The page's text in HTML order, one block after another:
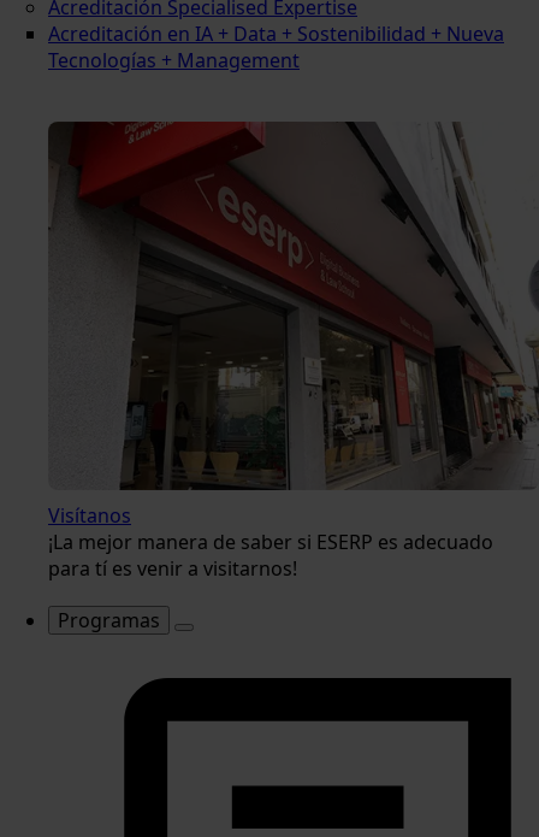
Acreditación Specialised Expertise
Acreditación en IA + Data + Sostenibilidad + Nueva
Tecnologías + Management
Visítanos
¡La mejor manera de saber si ESERP es adecuado
para tí es venir a visitarnos!
Programas